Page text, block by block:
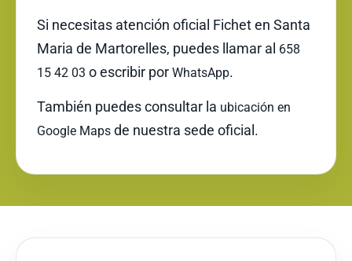
Si necesitas atención oficial Fichet en Santa
Maria de Martorelles, puedes llamar al 658
15 42 03 o escribir por WhatsApp.
También puedes consultar la ubicación en
Google Maps de nuestra sede oficial.